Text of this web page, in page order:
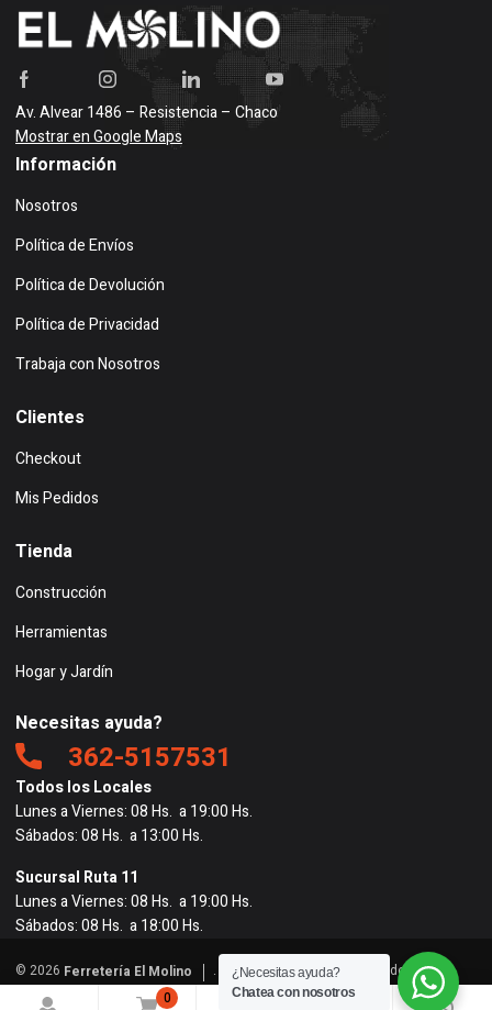
0 0
Av. Alvear 1486 – Resistencia – Chaco
Mostrar en Google Maps
Información
Nosotros
Política de Envíos
Política de Devolución
Política de Privacidad
Trabaja con Nosotros
Clientes
Checkout
Mis Pedidos
Tienda
Construcción
Herramientas
Hogar y Jardín
Necesitas ayuda?
362-5157531
Todos los Locales
Lunes a Viernes: 08 Hs. a 19:00 Hs.
Sábados: 08 Hs. a 13:00 Hs.
Sucursal Ruta 11
Lunes a Viernes: 08 Hs. a 19:00 Hs.
Sábados: 08 Hs. a 18:00 Hs.
© 2026 Ferretería El Molino
. Todos los derechos reservados. |
Powered by
BigRedes
¿Necesitas ayuda?
Chatea con nosotros